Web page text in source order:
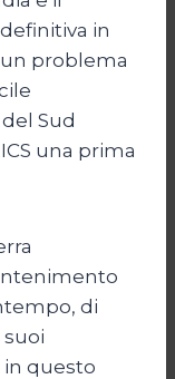
in
problema
Sud
una prima
di
in questo